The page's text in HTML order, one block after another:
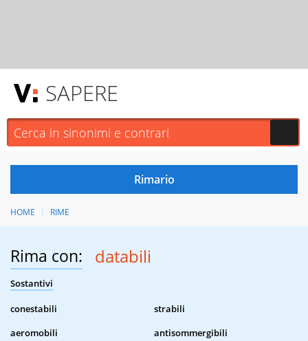
SAPERE
HOME RIME
Rima con: databili
Sostantivi
conestabili
strabili
aeromobili
antisommergibili